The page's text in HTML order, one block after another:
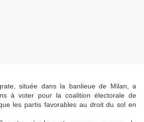
située dans la banlieue de Milan, a
à voter pour la coalition électorale de
les partis favorables au droit du sol en